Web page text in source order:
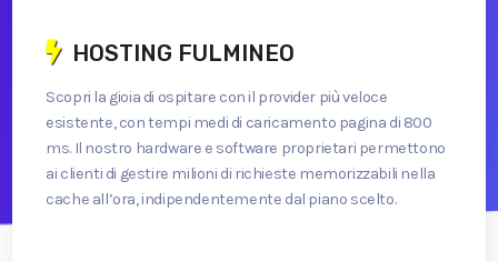
HOSTING FULMINEO
Scopri la gioia di ospitare con il provider più veloce
esistente, con tempi medi di caricamento pagina di 800
ms. Il nostro hardware e software proprietari permettono
ai clienti di gestire milioni di richieste memorizzabili nella
cache all’ora, indipendentemente dal piano scelto.